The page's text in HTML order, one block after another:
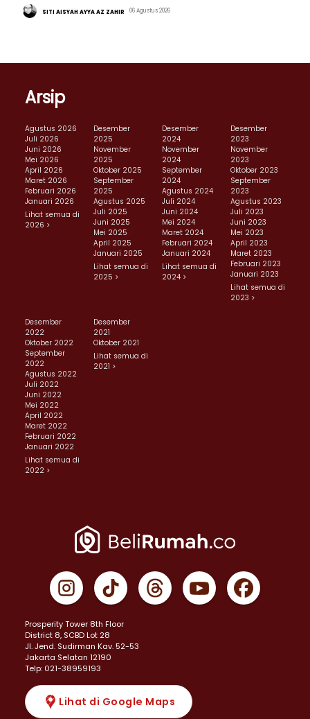
SITI AISYAH AYYA AZ ZAHIR 06 Agustus 2026
Arsip
Agustus 2026
Juli 2026
Juni 2026
Mei 2026
April 2026
Maret 2026
Februari 2026
Januari 2026
Lihat semua di
2026 >
Desember
2025
November
2025
Oktober 2025
September
2025
Agustus 2025
Juli 2025
Juni 2025
Mei 2025
April 2025
Januari 2025
Lihat semua di
2025 >
Desember
2024
November
2024
September
2024
Agustus 2024
Juli 2024
Juni 2024
Mei 2024
Maret 2024
Februari 2024
Januari 2024
Lihat semua di
2024 >
Desember
2023
November
2023
Oktober 2023
September
2023
Agustus 2023
Juli 2023
Juni 2023
Mei 2023
April 2023
Maret 2023
Februari 2023
Januari 2023
Lihat semua di
2023 >
Desember
2022
Oktober 2022
September
2022
Agustus 2022
Juli 2022
Juni 2022
Mei 2022
April 2022
Maret 2022
Februari 2022
Januari 2022
Lihat semua di
2022 >
Desember
2021
Oktober 2021
Lihat semua di
2021 >
Prosperity Tower 8th Floor
District 8, SCBD Lot 28
JI. Jend. Sudirman Kav. 52-53
Jakarta Selatan 12190
Telp: 021-38959193
Lihat di Google Maps